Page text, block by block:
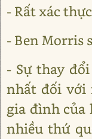
- Rất xác
- Ben Morris
- Sự thay
nhất đối với
gia đình của
nhiều thứ